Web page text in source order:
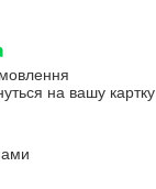
на вашу картку